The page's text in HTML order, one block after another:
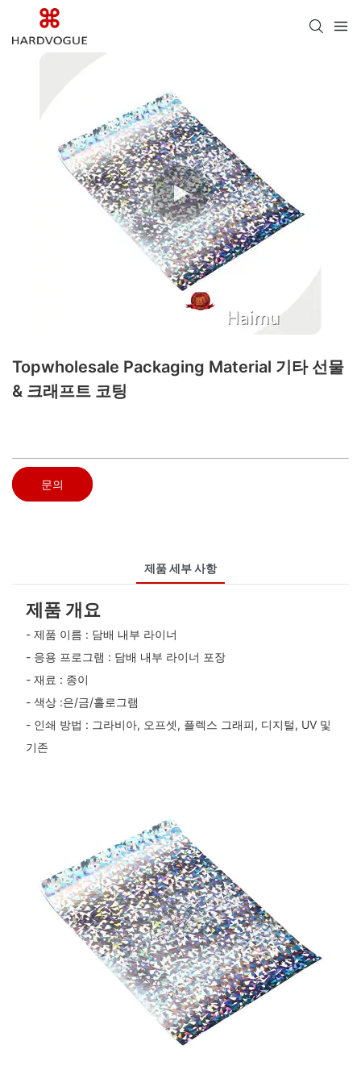
Topwholesale Packaging Material 기타 선물
& 크래프트 코팅
문의
제품 세부 사항
제품 개요
- 제품 이름 : 담배 내부 라이너
- 응용 프로그램 : 담배 내부 라이너 포장
- 재료 : 종이
- 색상 :은/금/홀로그램
- 인쇄 방법 : 그라비아, 오프셋, 플렉스 그래피, 디지털, UV 및
기존